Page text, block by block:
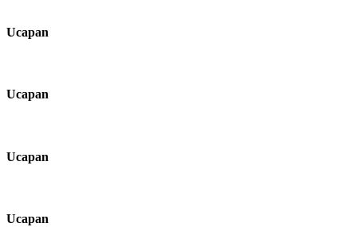
Ucapan
Ucapan
Ucapan
Ucapan